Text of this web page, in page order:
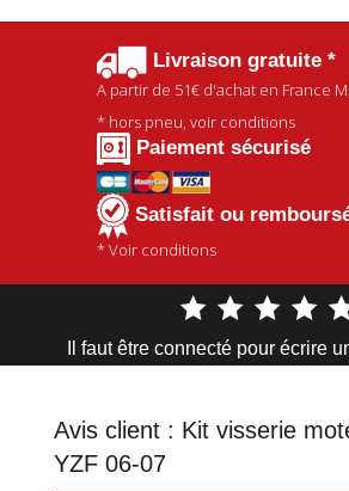
Livraison gratuite *
A partir de 51€d'achat en France
* hors pneu, voir conditions
Paiement sécurisé
Satisfait ou
* Voir conditions
Il faut être connecté pour écrire
Avis client : Kit visserie
YZF 06-07